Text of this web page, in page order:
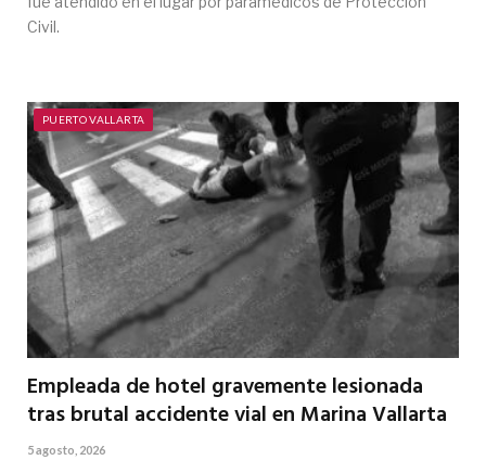
Civil.
PUERTO VALLARTA
Empleada de hotel gravemente lesionada
tras brutal accidente vial en Marina Vallarta
5 agosto, 2026